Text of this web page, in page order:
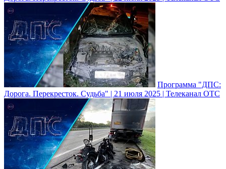
Программа "ДПС:
Дорога. Перекресток. Судьба" | 21 июля 2025 | Телеканал ОТС